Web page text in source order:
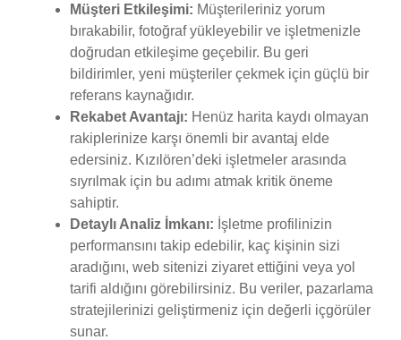
Müşteri Etkileşimi: Müşterileriniz yorum
bırakabilir, fotoğraf yükleyebilir ve işletmenizle
doğrudan etkileşime geçebilir. Bu geri
bildirimler, yeni müşteriler çekmek için güçlü bir
referans kaynağıdır.
Rekabet Avantajı: Henüz harita kaydı olmayan
rakiplerinize karşı önemli bir avantaj elde
edersiniz. Kızılören’deki işletmeler arasında
sıyrılmak için bu adımı atmak kritik öneme
sahiptir.
Detaylı Analiz İmkanı: İşletme profilinizin
performansını takip edebilir, kaç kişinin sizi
aradığını, web sitenizi ziyaret ettiğini veya yol
tarifi aldığını görebilirsiniz. Bu veriler, pazarlama
stratejilerinizi geliştirmeniz için değerli içgörüler
sunar.